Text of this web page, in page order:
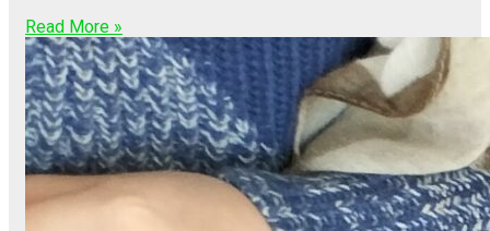
Read More »